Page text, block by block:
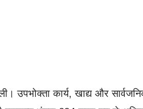
उपभोक्ता कार्य, खाद्य और